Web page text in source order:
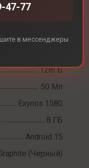
6,7
128ГБ
50 Мп
Exynos 1580
8 ГБ
Android 15
(Черный)
47-77
в мессенджеры